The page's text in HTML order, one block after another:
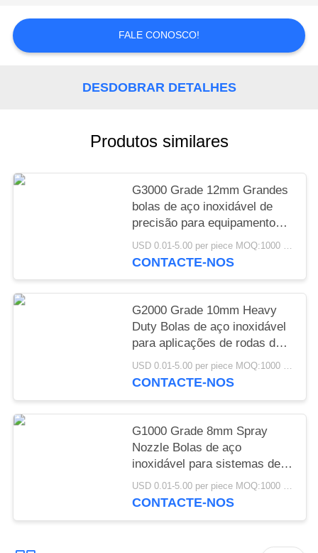
PRIVACY
POLICY
FALE CONOSCO!
DESDOBRAR DETALHES
Produtos similares
G3000 Grade 12mm Grandes
bolas de aço inoxidável de
precisão para equipamentos
pesados
CONTACTE-NOS
G2000 Grade 10mm Heavy
Duty Bolas de aço inoxidável
para aplicações de rodas de
arco industriais de suspensão
conjunta automotiva
USD 0.01-5.00 per piece MOQ:1000 peças
CONTACTE-NOS
G1000 Grade 8mm Spray
Nozzle Bolas de aço
inoxidável para sistemas de
pulverização de atomização
industriais químicos agrícolas
USD 0.01-5.00 per piece MOQ:1000 peças
CONTACTE-NOS